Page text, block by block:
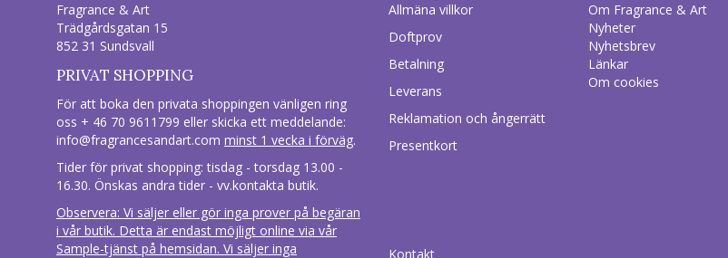
Fragrance & Art
Trädgårdsgatan 15
852 31 Sundsvall
PRIVAT SHOPPING
För att boka den privata shoppingen vänligen ring
oss + 46 70 9611799 eller skicka ett meddelande:
info@fragrancesandart.com minst 1 vecka i förväg.
Tider för privat shopping: tisdag - torsdag 13.00 -
16.30. Önskas andra tider - vv.kontakta butik.
Observera: Vi säljer eller gör inga prover på begäran
i vår butik. Detta är endast möjligt online via vår
Sample-tjänst på hemsidan. Vi säljer inga
Allmäna villkor
Doftprov
Betalning
Leverans
Reklamation och ångerrätt
Presentkort
Kontakt
Om Fragrance & Art
Nyheter
Nyhetsbrev
Länkar
Om cookies